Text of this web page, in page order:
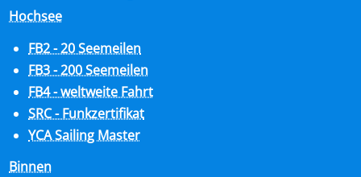
Hochsee
FB2 - 20 Seemeilen
FB3 - 200 Seemeilen
FB4 - weltweite Fahrt
SRC - Funkzertifikat
YCA Sailing Master
Binnen